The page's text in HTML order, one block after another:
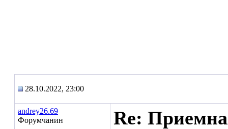
28.10.2022, 23:00
andrey26.69
Форумчанин
Re: